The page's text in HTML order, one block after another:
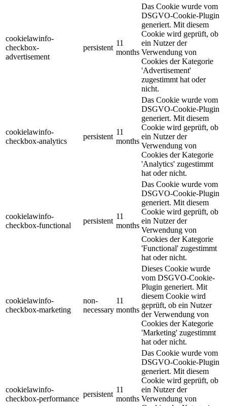
cookielawinfo-
checkbox-
advertisement
persistent
11
months
Das Cookie wurde vom
DSGVO-Cookie-Plugin
generiert. Mit diesem
Cookie wird geprüft, ob
ein Nutzer der
Verwendung von
Cookies der Kategorie
'Advertisement'
zugestimmt hat oder
nicht.
cookielawinfo-
checkbox-analytics
persistent
11
months
Das Cookie wurde vom
DSGVO-Cookie-Plugin
generiert. Mit diesem
Cookie wird geprüft, ob
ein Nutzer der
Verwendung von
Cookies der Kategorie
'Analytics' zugestimmt
hat oder nicht.
cookielawinfo-
checkbox-functional
persistent
11
months
Das Cookie wurde vom
DSGVO-Cookie-Plugin
generiert. Mit diesem
Cookie wird geprüft, ob
ein Nutzer der
Verwendung von
Cookies der Kategorie
'Functional' zugestimmt
hat oder nicht.
cookielawinfo-
checkbox-marketing
non-
necessary
11
months
Dieses Cookie wurde
vom DSGVO-Cookie-
Plugin generiert. Mit
diesem Cookie wird
geprüft, ob ein Nutzer
der Verwendung von
Cookies der Kategorie
'Marketing' zugestimmt
hat oder nicht.
cookielawinfo-
checkbox-performance
persistent
11
months
Das Cookie wurde vom
DSGVO-Cookie-Plugin
generiert. Mit diesem
Cookie wird geprüft, ob
ein Nutzer der
Verwendung von